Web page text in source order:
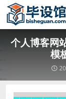
个人博客网
模